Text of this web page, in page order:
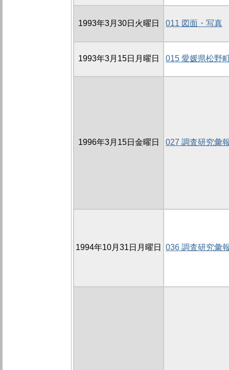
1993年3月30日火曜日 011 図面・写真
1993年3月15日月曜日 015 愛媛県松野
1996年3月15日金曜日 027 調査研究彙
1994年10月31日月曜日 036 調査研究彙